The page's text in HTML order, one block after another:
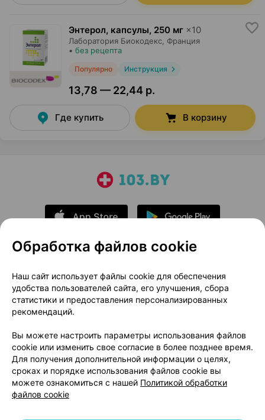
Энтерол, капсулы, 250 мг ×10
Лаборатория Биокодекс, Франция
• без рецепта
Популярно Инструкция
13,78 — 22,44 р.
Где купить В корзину
О проекте
Новости проекта
Размещение рекламы
Медицинский маркетинг
Публичный договор
Доставка
Способы оплаты
Вакансии
Партнеры
Написать руководителю 103.by
Написать в поддержку
Персональные настройки Cookie
Обработка файлов cookie
Наш сайт использует файлы cookie для обеспечения
удобства пользователей сайта, его улучшения, сбора
статистики и предоставления персонализированных
рекомендаций.
Вы можете настроить параметры использования файлов
cookie или изменить свое согласие в более позднее время.
Для получения дополнительной информации о целях,
сроках и порядке использования файлов cookie вы
можете ознакомиться с нашей Политикой обработки
файлов cookie